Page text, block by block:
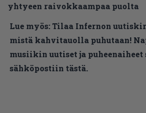
yhtyeen raivokkaampaa puolta
Lue myös:Tilaa Infernon
mistä kahvitauolla puhutaan!
musiikin uutiset ja puheenaiheet
sähköpostiin tästä.